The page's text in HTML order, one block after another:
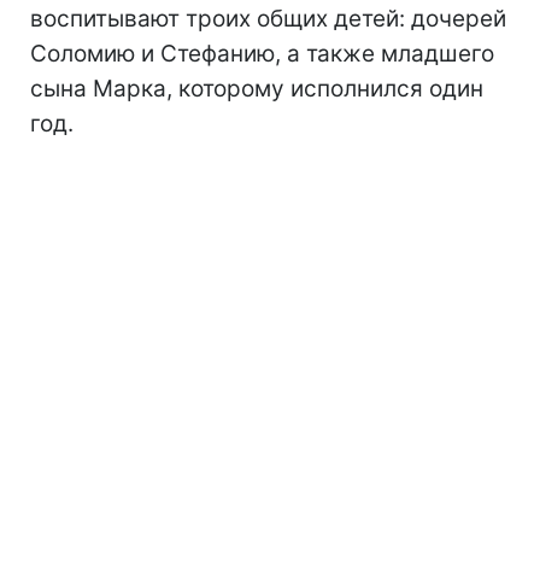
воспитывают троих общих детей: дочерей
Соломию и Стефанию, а также младшего
сына Марка, которому исполнился один
год.